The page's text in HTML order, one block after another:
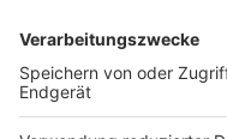
Anzeige